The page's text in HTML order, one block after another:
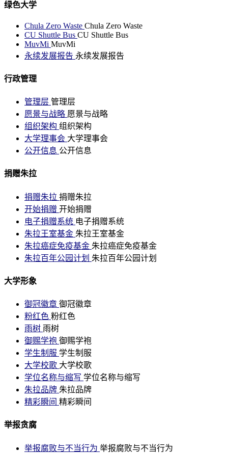
绿色大学
Chula Zero Waste Chula Zero Waste
CU Shuttle Bus CU Shuttle Bus
MuvMi MuvMi
永续发展报告 永续发展报告
行政管理
管理层 管理层
愿景与战略 愿景与战略
组织架构 组织架构
大学理事会 大学理事会
公开信息 公开信息
捐赠朱拉
捐赠朱拉 捐赠朱拉
开始捐赠 开始捐赠
电子捐赠系统 电子捐赠系统
朱拉王室基金 朱拉王室基金
朱拉癌症免疫基金 朱拉癌症免疫基金
朱拉百年公园计划 朱拉百年公园计划
大学形象
御冠徽章 御冠徽章
粉红色 粉红色
雨树 雨树
御赐学袍 御赐学袍
学生制服 学生制服
大学校歌 大学校歌
学位名称与缩写 学位名称与缩写
朱拉品牌 朱拉品牌
精彩瞬间 精彩瞬间
举报贪腐
举报腐败与不当行为 举报腐败与不当行为